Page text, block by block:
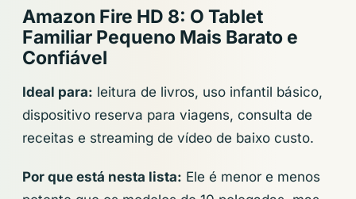
Amazon Fire HD 8: O Tablet
Familiar Pequeno Mais Barato e
Confiável
Ideal para: leitura de livros, uso infantil básico,
dispositivo reserva para viagens, consulta de
receitas e streaming de vídeo de baixo custo.
Por que está nesta lista: Ele é menor e menos